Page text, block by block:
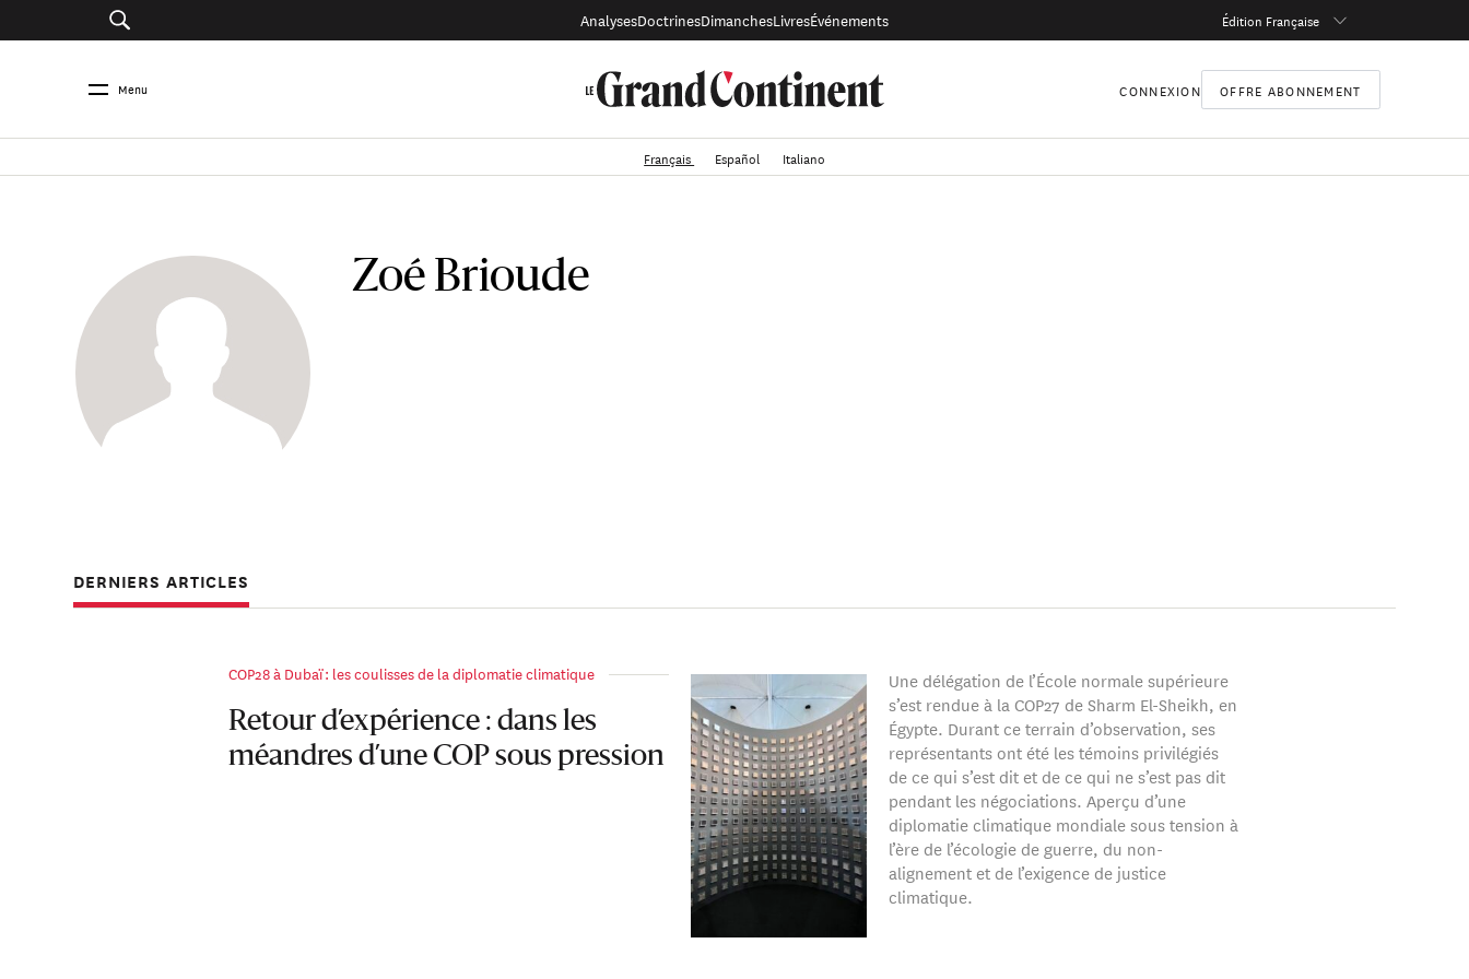
AnalysesDoctrinesDimanchesLivresÉvénements Édition Française
Menu CONNEXION OFFRE ABONNEMENT
Français Español Italiano
Zoé Brioude
DERNIERS ARTICLES
COP28 à Dubaï : les coulisses de la diplomatie climatique
Retour d’expérience : dans les
méandres d’une COP sous pression
Une délégation de l’École normale supérieure
s’est rendue à la COP27 de Sharm El-Sheikh, en
Égypte. Durant ce terrain d’observation, ses
représentants ont été les témoins privilégiés
de ce qui s’est dit et de ce qui ne s’est pas dit
pendant les négociations. Aperçu d’une
diplomatie climatique mondiale sous tension à
l’ère de l’écologie de guerre, du non-
alignement et de l’exigence de justice
climatique.